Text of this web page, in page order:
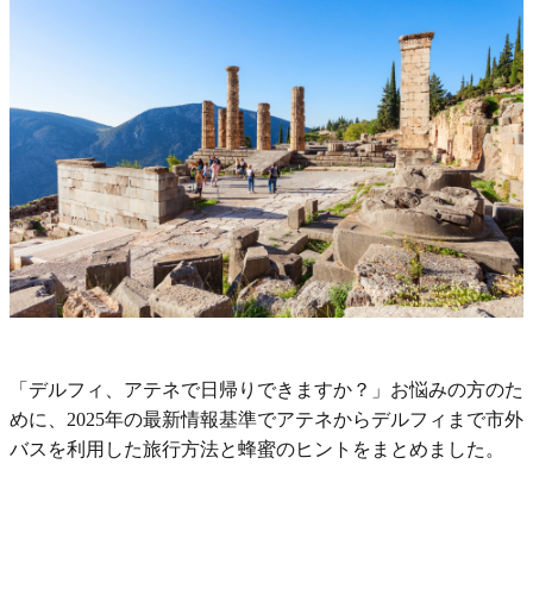
「デルフィ、アテネで日帰りできますか？」お悩みの方のた
めに、2025年の最新情報基準でアテネからデルフィまで市外
バスを利用した旅行方法と蜂蜜のヒントをまとめました。